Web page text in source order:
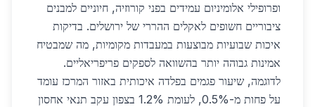
ופרופילי אלומיניום עמידים בפני קורוזיה, חיוניים למבנים
ציבוריים חשופים לאקלים ההררי של ירושלים. בדיקות
איכות שבועיות מבוצעות במעבדות מקומיות, מה שמבטיח
אמינות גבוהה יותר בהשוואה לספקים פריפריאליים.
לדוגמה, שיעור פגמים בפלדה איכותית באזור המרכז עומד
על פחות מ-0.5%, לעומת 1.2% בצפון עקב תנאי אחסון